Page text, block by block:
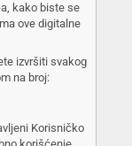
kako biste se
ove digitalne
izvršiti svakog
na broj:
Korisničko